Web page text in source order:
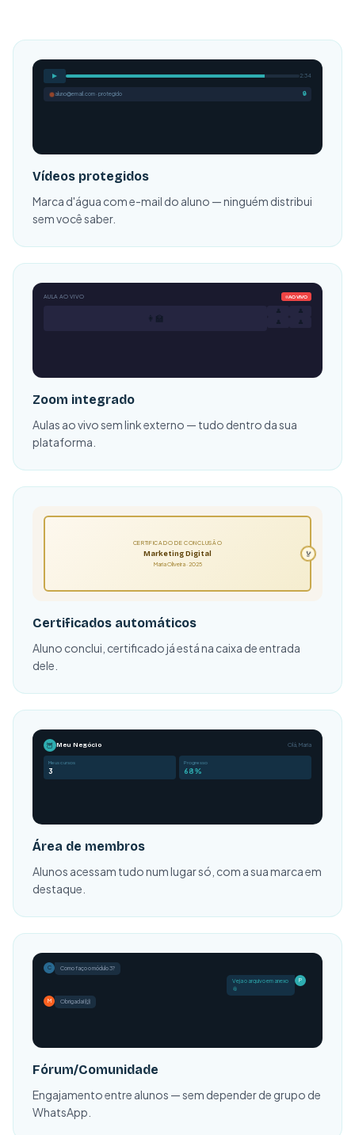
2:34
aluno@email.com · protegido 🔒
Vídeos protegidos
Marca d'água com e-mail do aluno — ninguém distribui
sem você saber.
AULA AO VIVO AO VIVO
👩‍🏫
👤
👤
👤
👤
Zoom integrado
Aulas ao vivo sem link externo — tudo dentro da sua
plataforma.
CERTIFICADO DE CONCLUSÃO
Marketing Digital
Maria Oliveira · 2025
🏅
Certificados automáticos
Aluno conclui, certificado já está na caixa de entrada
dele.
🦉 Meu Negócio Olá, Maria
Meus cursos
3
Progresso
68%
Área de membros
Alunos acessam tudo num lugar só, com a sua marca em
destaque.
C
Como faço o módulo 3?
Veja o arquivo em anexo
📎
P
M
Fórum/Comunidade
Engajamento entre alunos — sem depender de grupo de
WhatsApp.